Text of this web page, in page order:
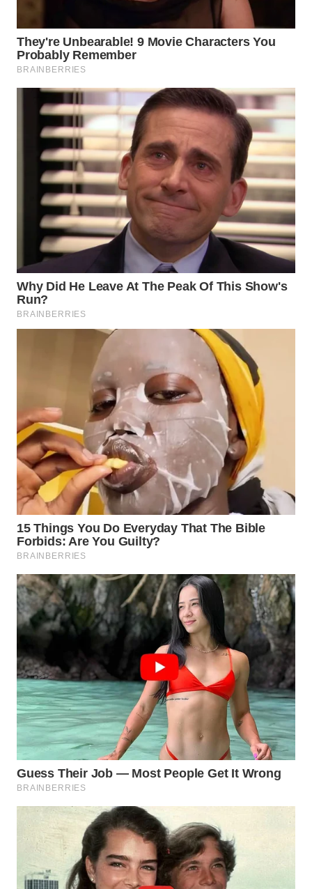
INDRAMAYU
WN
WN
MAJALENGKA
SUBANG
WN
SUKABUMI
PURWAKARTA
WN
WN
SOLO
WN
BOROBUDUR
WN
MADURA
WN
SURABAYA
NATUNA
WN
BINTAN
WN
MANDALIKA
LIKUPANG
LABUANBAJO